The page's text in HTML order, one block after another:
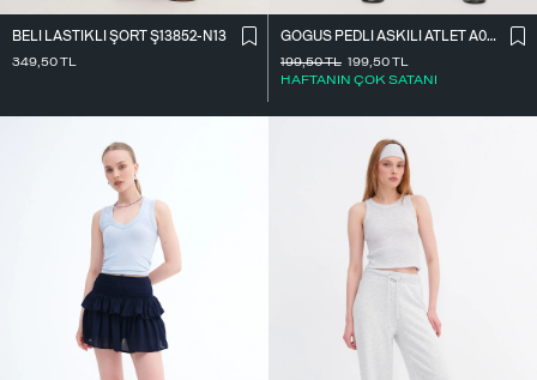
BELI LASTIKLI ŞORT Ş13852-N13
349,50TL
GÖĞÜS PEDLI ASKILI ATLET A0082-T4
199,50TL
HAFTANIN ÇOK SATANI
199,50TL